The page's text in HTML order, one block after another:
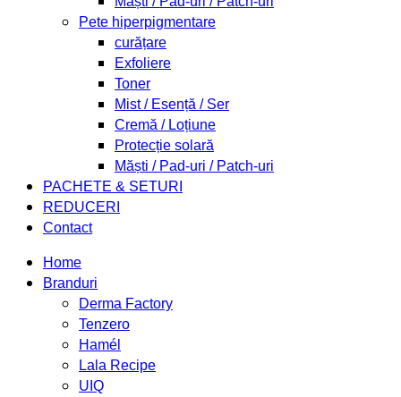
Pete hiperpigmentare
curățare
Exfoliere
Toner
Mist / Esență / Ser
Cremă / Loțiune
Protecție solară
Măști / Pad-uri / Patch-uri
PACHETE & SETURI
REDUCERI
Contact
Home
Branduri
Derma Factory
Tenzero
Hamél
Lala Recipe
UIQ